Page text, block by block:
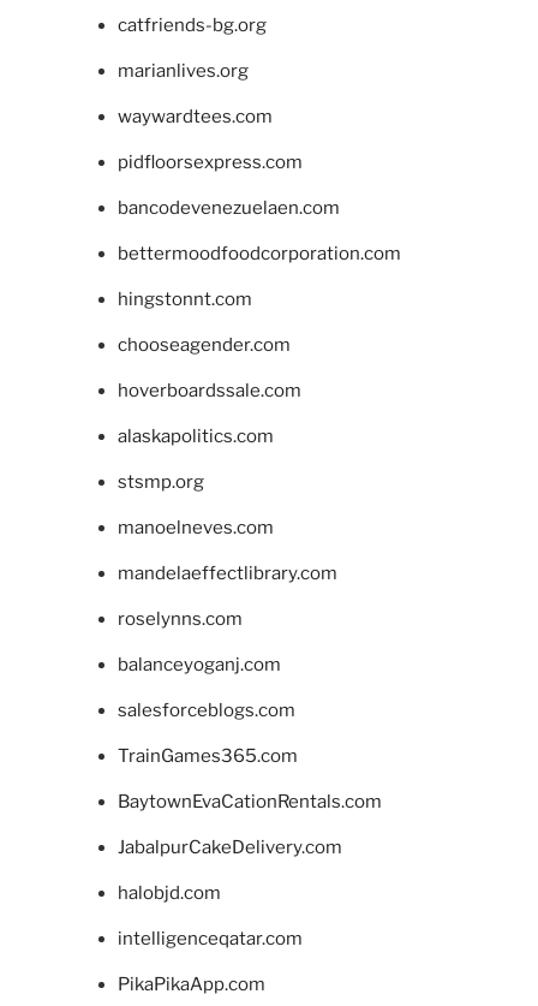
catfriends-bg.org
marianlives.org
waywardtees.com
pidfloorsexpress.com
bancodevenezuelaen.com
bettermoodfoodcorporation.com
hingstonnt.com
chooseagender.com
hoverboardssale.com
alaskapolitics.com
stsmp.org
manoelneves.com
mandelaeffectlibrary.com
roselynns.com
balanceyoganj.com
salesforceblogs.com
TrainGames365.com
BaytownEvaCationRentals.com
JabalpurCakeDelivery.com
halobjd.com
intelligenceqatar.com
PikaPikaApp.com